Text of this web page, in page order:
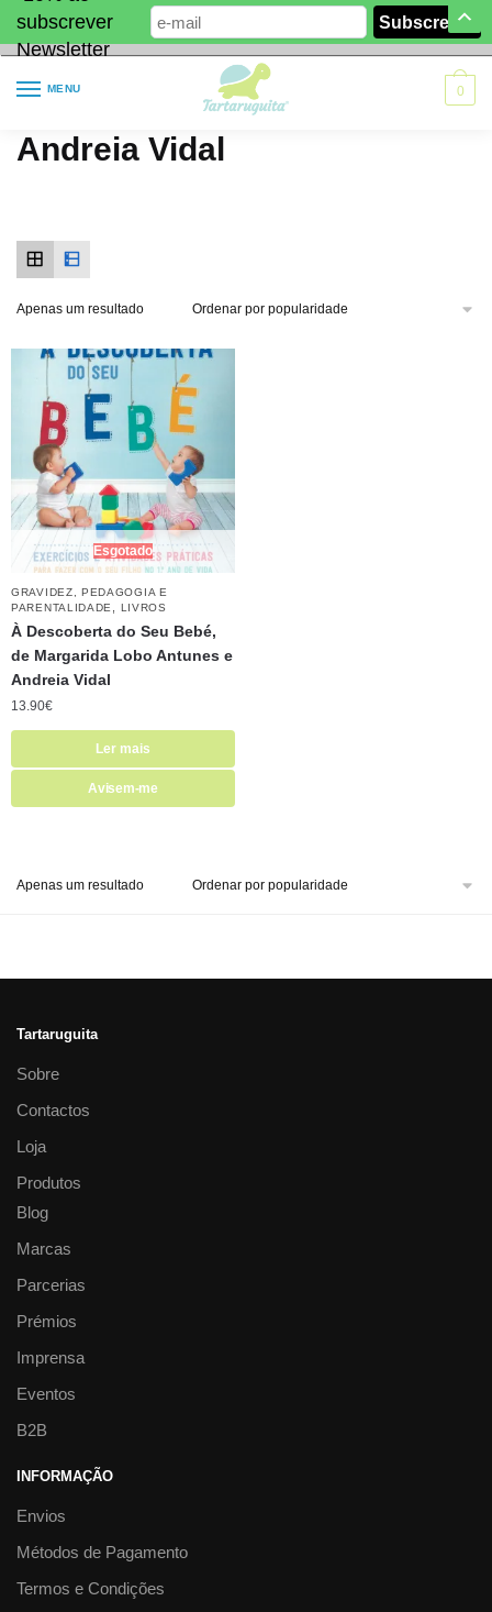
subscrever
Newsletter
MENU 0
Andreia Vidal
Apenas um resultado
Esgotado
GRAVIDEZ, PEDAGOGIA E
PARENTALIDADE
LIVROS
À Descoberta do Seu Bebé,
de Margarida Lobo Antunes e
Andreia Vidal
13.90€
Ler mais
Avisem-me
Apenas um resultado
Tartaruguita
Sobre
Contactos
Loja
Produtos
Blog
Marcas
Parcerias
Prémios
Imprensa
Eventos
B2B
INFORMAÇÃO
Envios
Métodos de Pagamento
Termos e Condições